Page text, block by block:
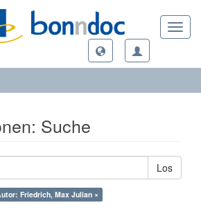
Suche
Los
Friedrich, Max Julian ×